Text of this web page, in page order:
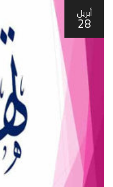
أبريل
28